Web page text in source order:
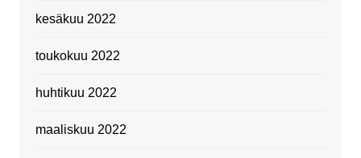
kesäkuu 2022
toukokuu 2022
huhtikuu 2022
maaliskuu 2022